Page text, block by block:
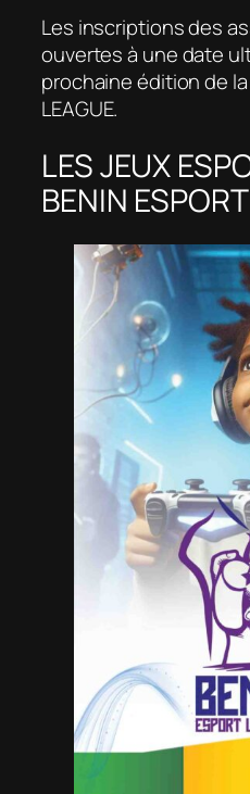
Les inscriptions des
ouvertes à une date
prochaine édition de la
LEAGUE.
LES JEUX
BENIN